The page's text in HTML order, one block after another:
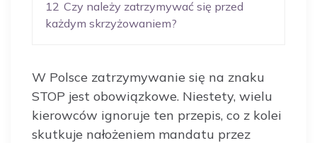
12 Czy należy zatrzymywać się przed
każdym skrzyżowaniem?
W Polsce zatrzymywanie się na znaku
STOP jest obowiązkowe. Niestety, wielu
kierowców ignoruje ten przepis, co z kolei
skutkuje nałożeniem mandatu przez